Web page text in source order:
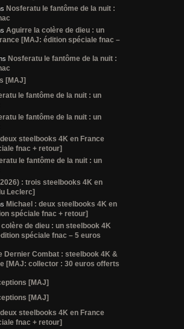
Nosferatu le fantôme de la nuit :
Aguirre la colère de dieu : un
[MAJ: édition spéciale fnac –
Nosferatu le fantôme de la nuit :
[MAJ]
le fantôme de la nuit : un
le fantôme de la nuit : un
steelbooks 4K en France
fnac + retour]
le fantôme de la nuit : un
: trois steelbooks 4K en
Leclerc]
Michael : deux steelbooks 4K en
spéciale fnac + retour]
de dieu : un steelbook 4K
spéciale fnac – 5 euros
Dernier Combat : steelbook 4K &
[MAJ: collector : 30 euros offerts
[MAJ]
[MAJ]
steelbooks 4K en France
fnac + retour]